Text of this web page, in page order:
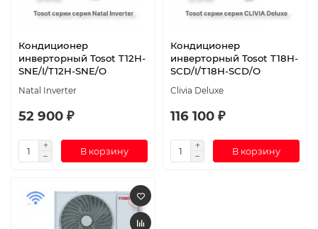
Кондиционер
инверторный Tosot T12H-
SNE/I/T12H-SNE/O
Natal Inverter
52 900 ₽
В корзину
Кондиционер
инверторный Tosot T18H-
SCD/I/T18H-SCD/O
Clivia Deluxe
116 100 ₽
В корзину